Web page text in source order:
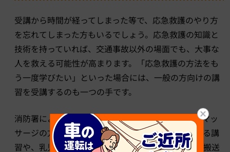
受講から時間が経ってしまった等で、応急救護のやり方
を忘れてしまった方もいるでしょう。応急救護の知識と
技術を持っていれば、交通事故以外の場面でも、大事な
人を救える可能性が高まります。「応急救護の方法をも
う一度学びたい」といった場合には、一般の方向けの講
習を受講するのも一つの手です。
消防署によっては、心肺蘇生やAEDの使い方、心臓マッ
サージの方法など、教習所の応急救護教習に相当する講
習や、乳児・小児に対して行う心肺蘇生・傷病者の搬送